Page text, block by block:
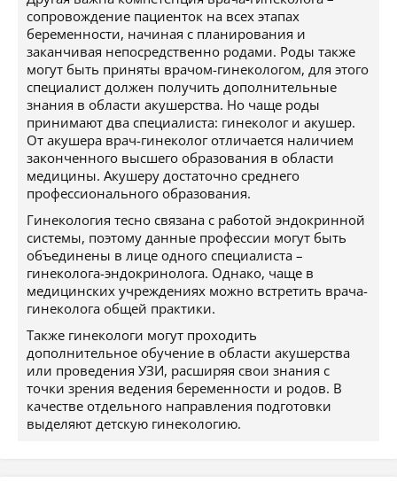
сопровождение пациенток на всех этапах
беременности, начиная с планирования и
заканчивая непосредственно родами. Роды также
могут быть приняты врачом-гинекологом, для этого
специалист должен получить дополнительные
знания в области акушерства. Но чаще роды
принимают два специалиста: гинеколог и акушер.
От акушера врач-гинеколог отличается наличием
законченного высшего образования в области
медицины. Акушеру достаточно среднего
профессионального образования.
Гинекология тесно связана с работой эндокринной
системы, поэтому данные профессии могут быть
объединены в лице одного специалиста –
гинеколога-эндокринолога. Однако, чаще в
медицинских учреждениях можно встретить врача-
гинеколога общей практики.
Также гинекологи могут проходить
дополнительное обучение в области акушерства
или проведения УЗИ, расширяя свои знания с
точки зрения ведения беременности и родов. В
качестве отдельного направления подготовки
выделяют детскую гинекологию.